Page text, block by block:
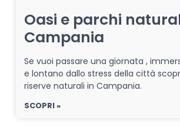
Oasi e parchi
Campania
Se vuoi passare una giornata ,
e lontano dallo stress della città
riserve naturali in Campania.
SCOPRI »